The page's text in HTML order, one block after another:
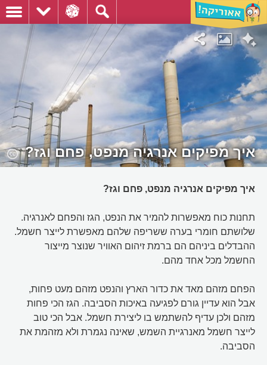
איך מפיקים אנרגיה מנפט, פחם וגז?
איך מפיקים אנרגיה מנפט, פחם וגז?
תחנות כוח מאפשרות להמיר את הנפט, הגז והפחם לאנרגיה.
שלושתם חומרי בערה ששריפה שלהם מאפשרת לייצר חשמל.
ההבדלים ביניהם הם ברמת זיהום האוויר שנוצר מייצור
החשמל מכל אחד מהם.
הפחם מזהם מאד את כדור הארץ והנפט מזהם מעט פחות,
אבל הוא עדיין גורם לפגיעה באיכות הסביבה. הגז הכי פחות
מזהם ולכן עדיף להשתמש בו ליצירת חשמל. אבל הכי טוב
לייצר חשמל מאנרגיית השמש, שאינה נגמרת ולא מזהמת את
הסביבה.